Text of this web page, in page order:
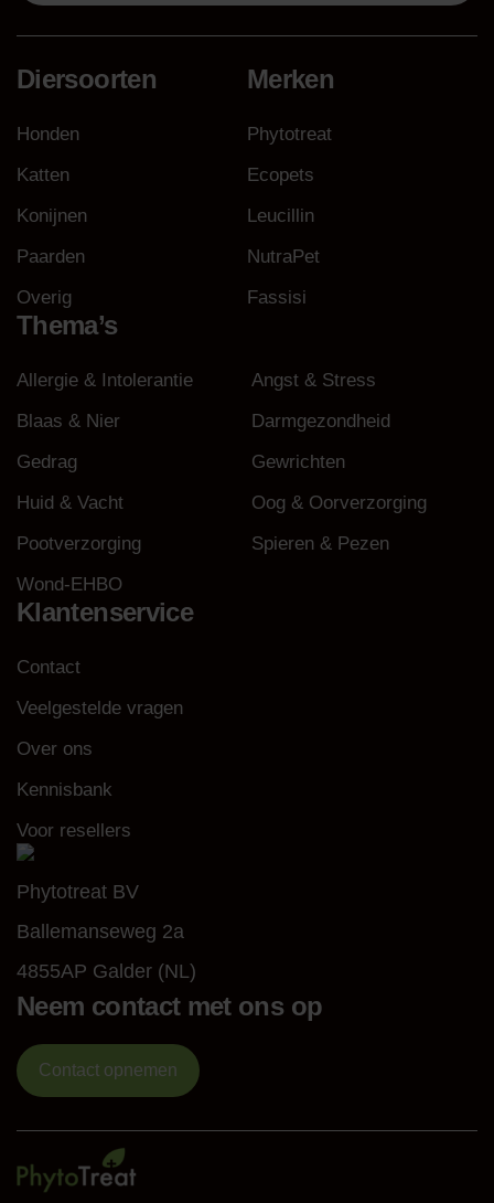
Diersoorten
Honden
Katten
Konijnen
Paarden
Overig
Merken
Phytotreat
Ecopets
Leucillin
NutraPet
Fassisi
Thema’s
Allergie & Intolerantie
Angst & Stress
Blaas & Nier
Darmgezondheid
Gedrag
Gewrichten
Huid & Vacht
Oog & Oorverzorging
Pootverzorging
Spieren & Pezen
Wond-EHBO
Klantenservice
Contact
Veelgestelde vragen
Over ons
Kennisbank
Voor resellers
Phytotreat BV
Ballemanseweg 2a
4855AP Galder (NL)
Neem contact met ons op
Contact opnemen